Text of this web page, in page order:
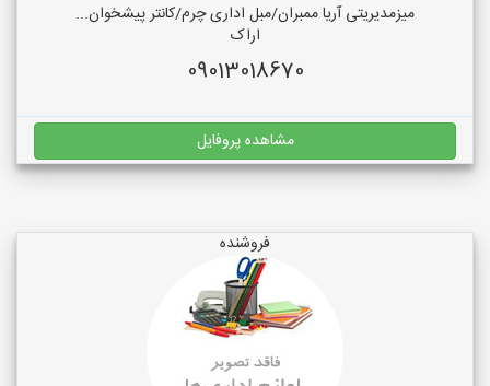
میزمدیریتی آریا ممبران/مبل اداری چرم/کانتر پیشخوان...
اراک
09013018670
مشاهده پروفایل
فروشنده